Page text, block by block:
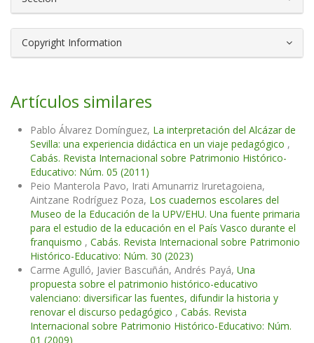
Copyright Information
Artículos similares
Pablo Álvarez Domínguez, La interpretación del Alcázar de
Sevilla: una experiencia didáctica en un viaje pedagógico ,
Cabás. Revista Internacional sobre Patrimonio Histórico-
Educativo: Núm. 05 (2011)
Peio Manterola Pavo, Irati Amunarriz Iruretagoiena,
Aintzane Rodríguez Poza, Los cuadernos escolares del
Museo de la Educación de la UPV/EHU. Una fuente primaria
para el estudio de la educación en el País Vasco durante el
franquismo , Cabás. Revista Internacional sobre Patrimonio
Histórico-Educativo: Núm. 30 (2023)
Carme Agulló, Javier Bascuñán, Andrés Payá, Una
propuesta sobre el patrimonio histórico-educativo
valenciano: diversificar las fuentes, difundir la historia y
renovar el discurso pedagógico , Cabás. Revista
Internacional sobre Patrimonio Histórico-Educativo: Núm.
01 (2009)